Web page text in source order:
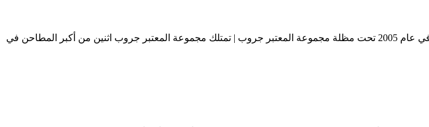
المعتبر جروب | 504 من المتابعين على LinkedIn. تأسست الشركة المصرية العالمية لصناعة الطحن في عام 2005 تحت مظلة مجموعة المعتبر جروب | تمتلك مجموعة المعتبر جروب اثنين من أكبر المطاحن في